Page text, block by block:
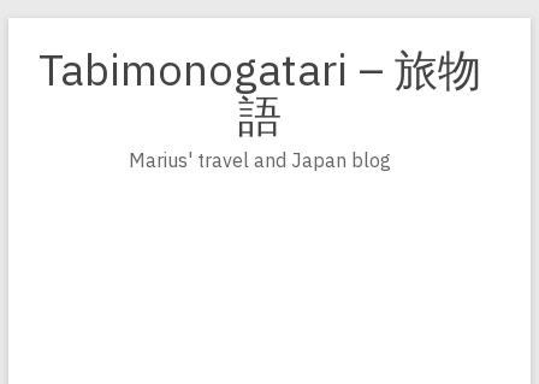
Inhalt
springen
Tabimonogatari – 旅物
語
Marius' travel and Japan blog